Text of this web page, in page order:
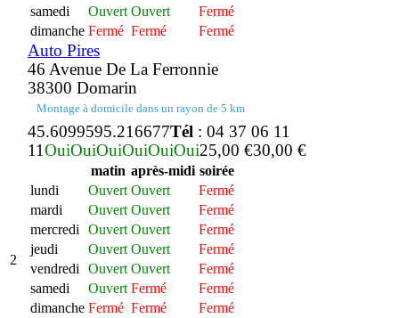
samedi
Ouvert Ouvert
Fermé
dimanche Fermé Fermé Fermé
Auto Pires
46 Avenue De La Ferronnie
38300 Domarin
Montage à domicile dans un rayon de 5 km
2
45.6099595.216677Tél : 04 37 06 11
11OuiOuiOuiOuiOuiOui25,00 €30,00 €
matin après-midi soirée
lundi
Ouvert Ouvert
Fermé
mardi
Ouvert Ouvert
Fermé
mercredi
Ouvert Ouvert
Fermé
jeudi
Ouvert Ouvert
Fermé
vendredi
Ouvert Ouvert
Fermé
samedi
Ouvert Fermé
Fermé
dimanche Fermé Fermé Fermé